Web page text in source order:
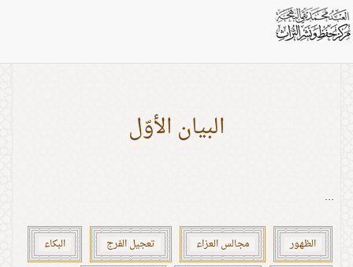
بطاقات: الاتصال الروحي
البيان الأوّل
...
الظهور مجالس العزاء تعجيل الفرج البكاء